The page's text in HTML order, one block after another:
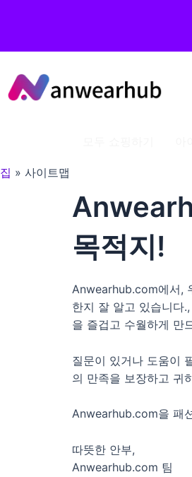
집 사이트맵
목적지!
Anwearhub.com에서,
한지 잘 알고 있습니다
을 즐겁고 수월하게 만
질문이 있거나 도움이
의 만족을 보장하고 귀
Anwearhub.com을 패
따뜻한 안부,
Anwearhub.com 팀